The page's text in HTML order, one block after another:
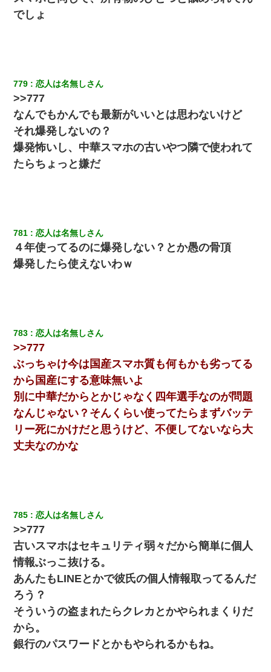
ら・・・
父親がくも膜下出血で突然ﾀﾋ。→母の貯金が0なことが判明。→母
「私を家に置いてほしい、どうか見捨てないで(土下座」俺・嫁
「…」
【GJ!】会社から帰宅中、広い駐車場にエンジンかけっ放しの車を
発見。しかも「ヒィ～」みたいな声も聞こえてきたので気になっ
て近寄ったら女の子がおっさんの下敷きになってた
義兄嫁「娘が大学に入ったら下宿させて」私「しつこい、学校斡
旋のアパートに行け」→ 旦那が義兄に通報したら「志望校を変え
ろ！」とキレて・・・
この母親は娘の黒歴史を掘り出さないと死ぬんか？ 死ぬんか？
今日夫の実家に泊ったんだけど、朝起きたら股間がなんかモッコ
リしてた
旦那が長男のDNA鑑定をしたら血縁関係0%だった。旦那「やっぱ
りウワキしてたんだな…」長男「俺は誰の子供なの？」長女・次
男「ウワキ女！」
【驚愕】私「今まで育てた分のお金返してね(冗談)」息子「はい、
ｗｗｗｗｗｗｗ
32歳ワイ、34歳の可愛い女と付き合うも現実を知ってしまい無事
死亡・・・
【衝撃】婚約者「兄と結婚はするけど嫁入りするわけじゃない。
お互い干渉はしないようにしましょう」→ その後に結納金の話を
したので、母が・・・
ワイアラサー主婦、昨晩久しぶりに夫と致した結果ｗｗｗｗｗ
でしょ
779 恋人は名無しさん
>>777
なんでもかんでも最新がいいとは思わないけど
それ爆発しないの？
爆発怖いし、中華スマホの古いやつ隣で使われて
たらちょっと嫌だ
781 恋人は名無しさん
４年使ってるのに爆発しない？とか愚の骨頂
爆発したら使えないわｗ
783 恋人は名無しさん
>>777
ぶっちゃけ今は国産スマホ質も何もかも劣ってる
から国産にする意味無いよ
別に中華だからとかじゃなく四年選手なのが問題
なんじゃない？そんくらい使ってたらまずバッテ
リー死にかけだと思うけど、不便してないなら大
丈夫なのかな
785 恋人は名無しさん
>>777
古いスマホはセキュリティ弱々だから簡単に個人
情報ぶっこ抜ける。
あんたもLINEとかで彼氏の個人情報取ってるんだ
ろう？
そういうの盗まれたらクレカとかやられまくりだ
から。
銀行のパスワードとかもやられるかもね。